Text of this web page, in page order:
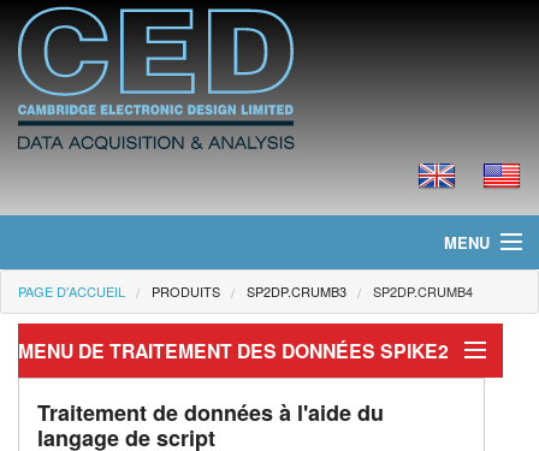
MENU
Page d'accueil
Actualités
Produits
PAGE D'ACCUEIL PRODUITS SP2DP.CRUMB3 SP2DP.CRUMB4
MENU DE TRAITEMENT DES DONNÉES SPIKE2
Traitement de Données
Traitement de données à l'aide du
langage de script